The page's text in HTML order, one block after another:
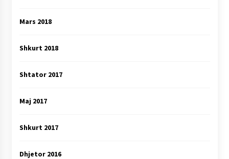
Mars 2018
Shkurt 2018
Shtator 2017
Maj 2017
Shkurt 2017
Dhjetor 2016